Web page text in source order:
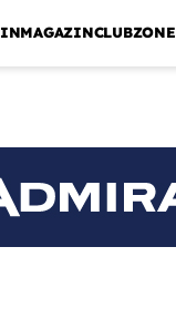
INMAGAZINCLUBZONE